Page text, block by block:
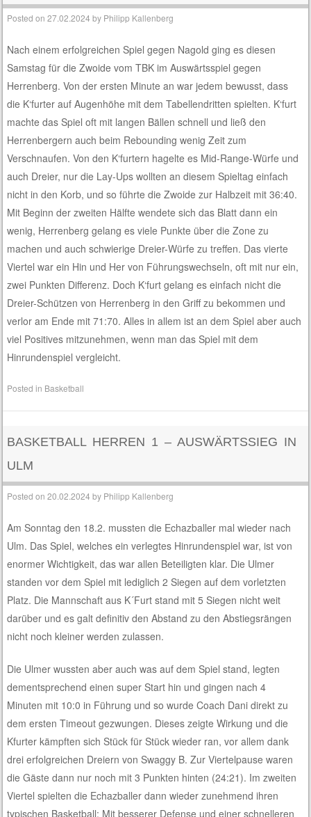
Posted on27.02.2024 by Philipp Kallenberg
Nach einem erfolgreichen Spiel gegen Nagold ging es diesen
Samstag für die Zwoide vom TBK im Auswärtsspiel gegen
Herrenberg. Von der ersten Minute an war jedem bewusst, dass
die K‘furter auf Augenhöhe mit dem Tabellendritten spielten. K‘furt
machte das Spiel oft mit langen Bällen schnell und ließ den
Herrenbergern auch beim Rebounding wenig Zeit zum
Verschnaufen. Von den K‘furtern hagelte es Mid-Range-Würfe und
auch Dreier, nur die Lay-Ups wollten an diesem Spieltag einfach
nicht in den Korb, und so führte die Zwoide zur Halbzeit mit 36:40.
Mit Beginn der zweiten Hälfte wendete sich das Blatt dann ein
wenig, Herrenberg gelang es viele Punkte über die Zone zu
machen und auch schwierige Dreier-Würfe zu treffen. Das vierte
Viertel war ein Hin und Her von Führungswechseln, oft mit nur ein,
zwei Punkten Differenz. Doch K‘furt gelang es einfach nicht die
Dreier-Schützen von Herrenberg in den Griff zu bekommen und
verlor am Ende mit 71:70. Alles in allem ist an dem Spiel aber auch
viel Positives mitzunehmen, wenn man das Spiel mit dem
Hinrundenspiel vergleicht.
Posted in Basketball
BASKETBALL HERREN 1 – AUSWÄRTSSIEG IN
ULM
Posted on20.02.2024 by Philipp Kallenberg
Am Sonntag den 18.2. mussten die Echazballer mal wieder nach
Ulm. Das Spiel, welches ein verlegtes Hinrundenspiel war, ist von
enormer Wichtigkeit, das war allen Beteiligten klar. Die Ulmer
standen vor dem Spiel mit lediglich 2 Siegen auf dem vorletzten
Platz. Die Mannschaft aus K´Furt stand mit 5 Siegen nicht weit
darüber und es galt definitiv den Abstand zu den Abstiegsrängen
nicht noch kleiner werden zulassen.
Die Ulmer wussten aber auch was auf dem Spiel stand, legten
dementsprechend einen super Start hin und gingen nach 4
Minuten mit 10:0 in Führung und so wurde Coach Dani direkt zu
dem ersten Timeout gezwungen. Dieses zeigte Wirkung und die
Kfurter kämpften sich Stück für Stück wieder ran, vor allem dank
drei erfolgreichen Dreiern von Swaggy B. Zur Viertelpause waren
die Gäste dann nur noch mit 3 Punkten hinten (24:21). Im zweiten
Viertel spielten die Echazballer dann wieder zunehmend ihren
typischen Basketball: Mit besserer Defense und einer schnelleren